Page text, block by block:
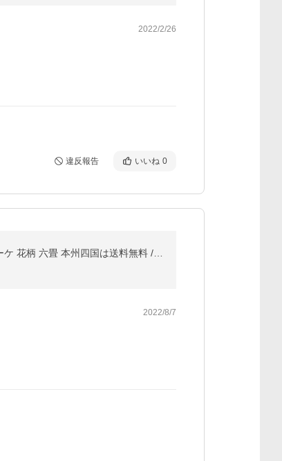
2022/2/26
違反報告 いいね 0
2022/8/7